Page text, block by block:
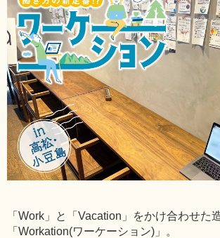
「Work」と「Vacation」をかけ合わせた
「Workation(ワーケーション)」。